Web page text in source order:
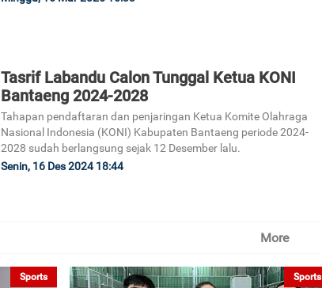
Tasrif Labandu Calon Tunggal Ketua KONI
Bantaeng 2024-2028
Tahapan pendaftaran dan penjaringan Ketua Komite Olahraga
Nasional Indonesia (KONI) Kabupaten Bantaeng periode 2024-
2028 sudah berlangsung sejak 12 Desember lalu.
Senin, 16 Des 2024 18:44
More
Sports Sports